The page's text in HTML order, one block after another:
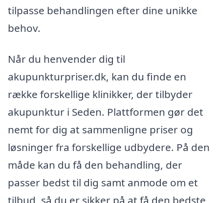
tilpasse behandlingen efter dine unikke
behov.
Når du henvender dig til
akupunkturpriser.dk, kan du finde en
række forskellige klinikker, der tilbyder
akupunktur i Seden. Plattformen gør det
nemt for dig at sammenligne priser og
løsninger fra forskellige udbydere. På den
måde kan du få den behandling, der
passer bedst til dig samt anmode om et
tilbud, så du er sikker på at få den bedste